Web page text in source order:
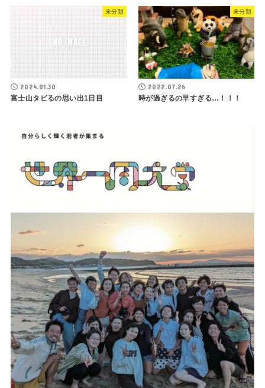
未分類
2024.01.30
富士山タビるの思い出1日目
未分類
2022.07.26
時が過ぎるの早すぎる…！！！